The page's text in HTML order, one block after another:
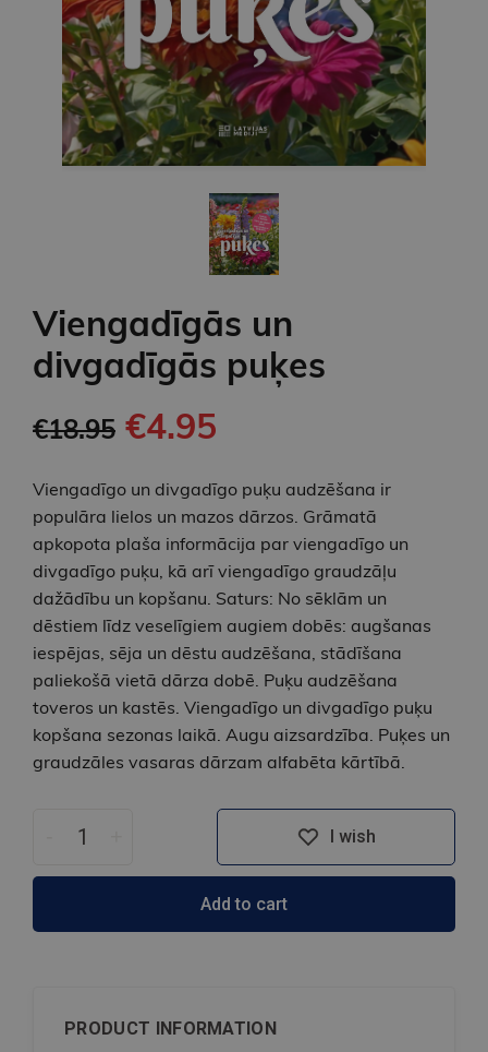
Viengadīgās un
divgadīgās puķes
€18.95 €4.95
Viengadīgo un divgadīgo puķu audzēšana ir
populāra lielos un mazos dārzos. Grāmatā
apkopota plaša informācija par viengadīgo un
divgadīgo puķu, kā arī viengadīgo graudzāļu
dažādību un kopšanu. Saturs: No sēklām un
dēstiem līdz veselīgiem augiem dobēs: augšanas
iespējas, sēja un dēstu audzēšana, stādīšana
paliekošā vietā dārza dobē. Puķu audzēšana
toveros un kastēs. Viengadīgo un divgadīgo puķu
kopšana sezonas laikā. Augu aizsardzība. Puķes un
graudzāles vasaras dārzam alfabēta kārtībā.
I wish
Add to cart
PRODUCT INFORMATION